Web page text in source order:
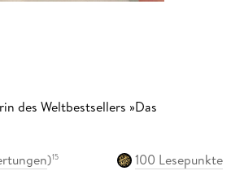
des Weltbestsellers »Das
)15
100 Lesepunkte